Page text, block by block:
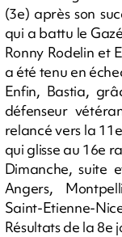
(3e) après son
qui a battu le
Ronny Rodelin et
a été tenu en
Enfin, Bastia,
défenseur
relancé vers la
qui glisse au 16e
Dimanche, suite
Angers,
Saint-Etienne-
Résultats de la 8e